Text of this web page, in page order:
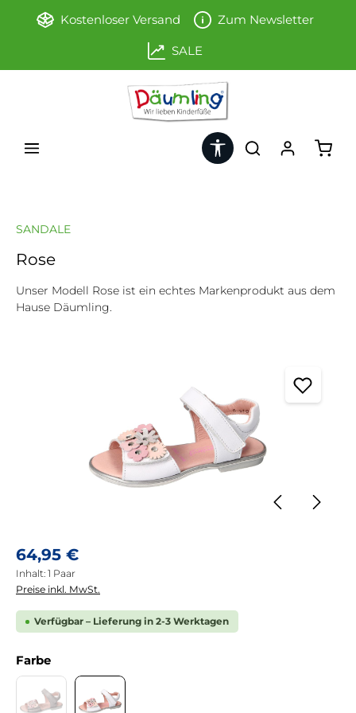
Zum Hauptinhalt springen
Kostenloser Versand Zum Newsletter
SALE
Werkzeugleiste anzeigen
SANDALE
Rose
Unser Modell Rose ist ein echtes Markenprodukt aus dem
Hause Däumling.
Regulärer Preis:
64,95 €
Inhalt: 1 Paar
Preise inkl. MwSt.
Verfügbar – Lieferung in 2-3 Werktagen
Farbeauswählen